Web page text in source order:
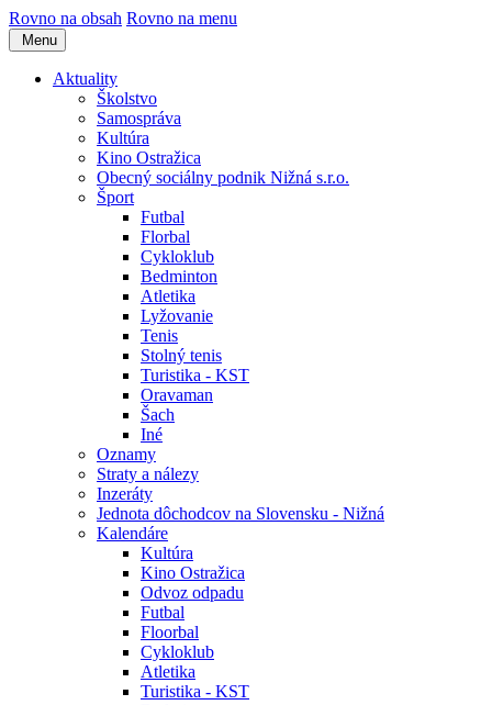
Rovno na obsah Rovno na menu
Menu
Aktuality
Školstvo
Samospráva
Kultúra
Kino Ostražica
Obecný sociálny podnik Nižná s.r.o.
Šport
Futbal
Florbal
Cykloklub
Bedminton
Atletika
Lyžovanie
Tenis
Stolný tenis
Turistika - KST
Oravaman
Šach
Iné
Oznamy
Straty a nálezy
Inzeráty
Jednota dôchodcov na Slovensku - Nižná
Kalendáre
Kultúra
Kino Ostražica
Odvoz odpadu
Futbal
Floorbal
Cykloklub
Atletika
Turistika - KST